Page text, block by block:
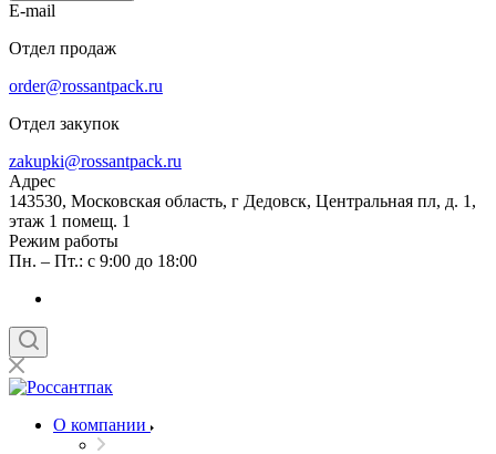
E-mail
Отдел продаж
order@rossantpack.ru
Отдел закупок
zakupki@rossantpack.ru
Адрес
143530, Московская область, г Дедовск, Центральная пл, д. 1,
этаж 1 помещ. 1
Режим работы
Пн. – Пт.: с 9:00 до 18:00
О компании